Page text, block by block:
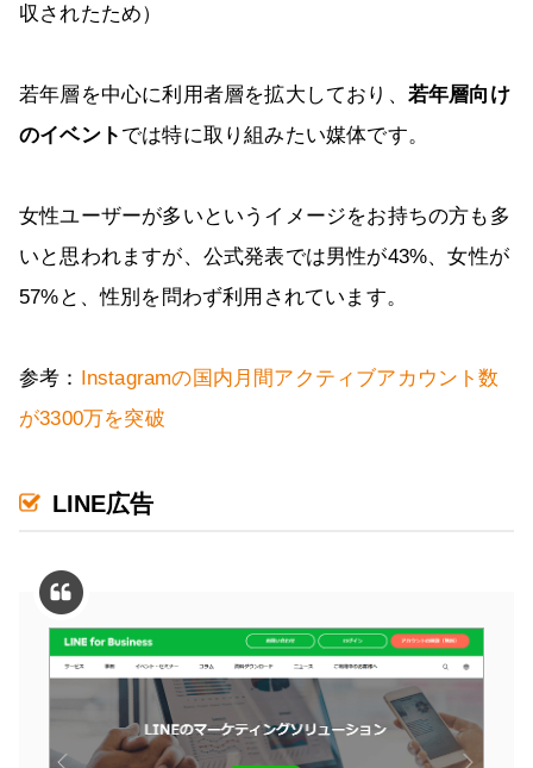
収されたため）
若年層を中心に利用者層を拡大しており、 若年層向け
のイベント では特に取り組みたい媒体です。
女性ユーザーが多いというイメージをお持ちの方も多
いと思われますが、公式発表では男性が43%、女性が
57%と、性別を問わず利用されています。
参考： Instagramの国内月間アクティブアカウント数
が3300万を突破
LINE広告